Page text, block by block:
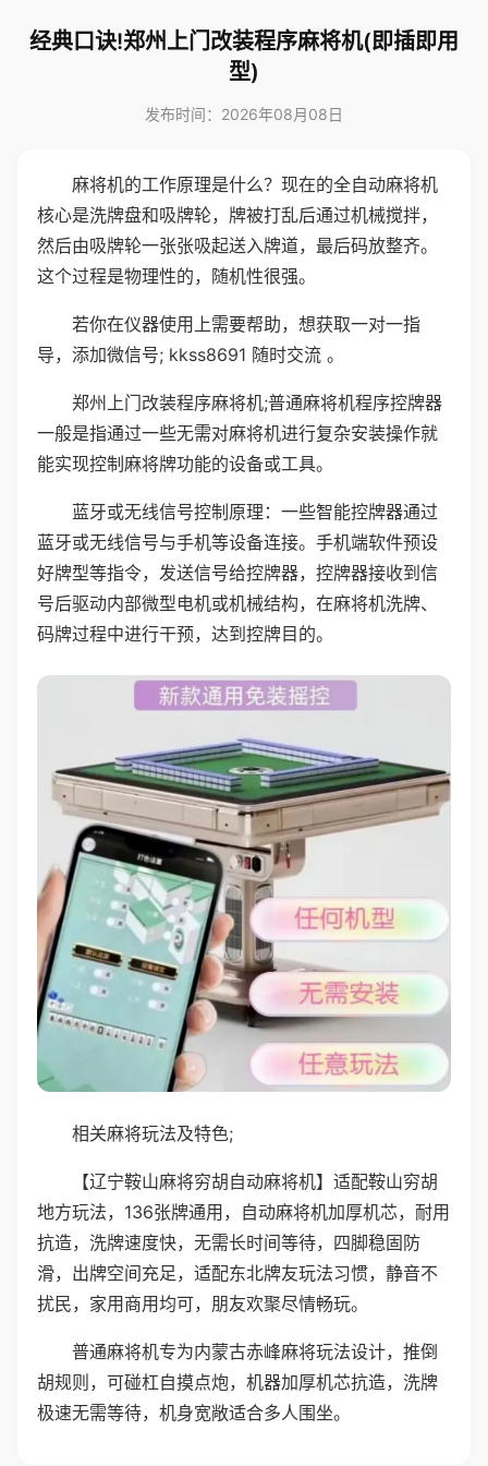
经典口诀!郑州上门改装程序麻将机(即插即用
型)
发布时间：2026年08月08日
麻将机的工作原理是什么？现在的全自动麻将机
核心是洗牌盘和吸牌轮，牌被打乱后通过机械搅拌，
然后由吸牌轮一张张吸起送入牌道，最后码放整齐。
这个过程是物理性的，随机性很强。
若你在仪器使用上需要帮助，想获取一对一指
导，添加微信号; kkss8691 随时交流 。
郑州上门改装程序麻将机;普通麻将机程序控牌器
一般是指通过一些无需对麻将机进行复杂安装操作就
能实现控制麻将牌功能的设备或工具。
蓝牙或无线信号控制原理：一些智能控牌器通过
蓝牙或无线信号与手机等设备连接。手机端软件预设
好牌型等指令，发送信号给控牌器，控牌器接收到信
号后驱动内部微型电机或机械结构，在麻将机洗牌、
码牌过程中进行干预，达到控牌目的。
相关麻将玩法及特色;
【辽宁鞍山麻将穷胡自动麻将机】适配鞍山穷胡
地方玩法，136张牌通用，自动麻将机加厚机芯，耐用
抗造，洗牌速度快，无需长时间等待，四脚稳固防
滑，出牌空间充足，适配东北牌友玩法习惯，静音不
扰民，家用商用均可，朋友欢聚尽情畅玩。
普通麻将机专为内蒙古赤峰麻将玩法设计，推倒
胡规则，可碰杠自摸点炮，机器加厚机芯抗造，洗牌
极速无需等待，机身宽敞适合多人围坐。